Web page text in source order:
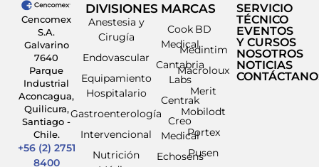
Cencomex
S.A.
Galvarino
7640
Parque
Industrial
Aconcagua,
Quilicura,
Santiago -
Chile.
+56 (2) 2751
8400
DIVISIONES
Anestesia y
Cirugía
Endovascular
Equipamiento
Hospitalario
Gastroenterología
Intervencional
Nutrición
MARCAS
Cook
Medical
Cantabria
Labs
Centrak
Creo
Medical
Echosens
BD
Medintim
Macroloux
Merit
Mobilodt
Portex
Pusen
SERVICIO
TÉCNICO
EVENTOS
Y CURSOS
NOSOTROS
NOTICIAS